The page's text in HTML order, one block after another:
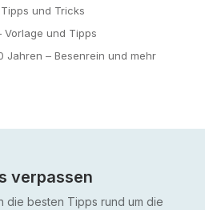
und Tricks
Vorlage und Tipps
Jahren – Besenrein und mehr
verpassen
die besten Tipps rund um die